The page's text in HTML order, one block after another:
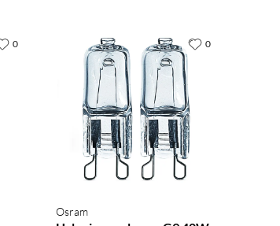
0
Osram
0